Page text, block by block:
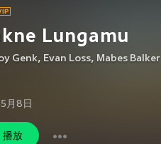
Lungamu
Genk, Evan Loss, Mabes Balker
月8日
播放